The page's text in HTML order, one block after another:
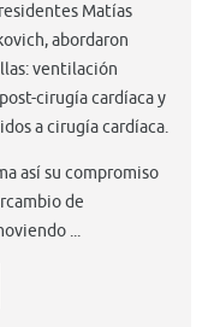
Matías
abordaron
ventilación
cirugía cardíaca y
a cirugía cardíaca.
así su compromiso
de
...